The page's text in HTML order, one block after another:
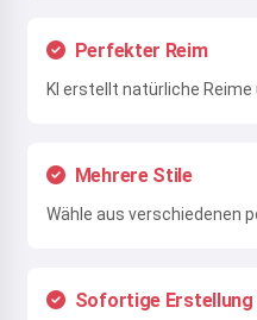
Perfekter Reim
KI erstellt natürliche
Mehrere Stile
Wähle aus verschiedenen
Sofortige Erstellung